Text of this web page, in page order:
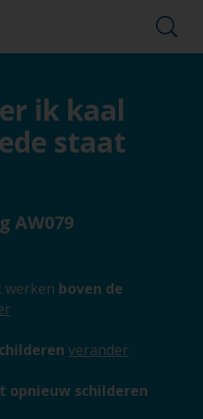
ik kaal
staat
AW079
werken boven de
verander
opnieuw schilderen